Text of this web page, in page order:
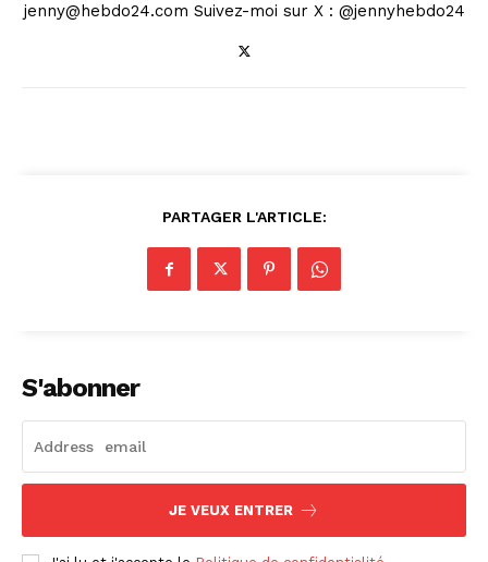
jenny@hebdo24.com Suivez-moi sur X : @jennyhebdo24
PARTAGER L'ARTICLE:
S'abonner
JE VEUX ENTRER